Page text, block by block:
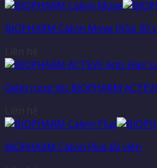
BIOPHARM Calvin Move (hộp 30
Giảm rụng tóc BIOPHARM
BIOPHARM Calvin Plus 60 viên